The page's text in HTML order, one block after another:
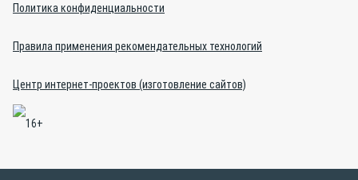
Политика конфиденциальности
Правила применения рекомендательных технологий
Центр интернет-проектов (изготовление сайтов)